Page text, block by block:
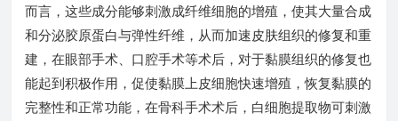
而言，这些成分能够刺激成纤维细胞的增殖，使其大量合成
和分泌胶原蛋白与弹性纤维，从而加速皮肤组织的修复和重
建，在眼部手术、口腔手术等术后，对于黏膜组织的修复也
能起到积极作用，促使黏膜上皮细胞快速增殖，恢复黏膜的
完整性和正常功能，在骨科手术术后，白细胞提取物可刺激